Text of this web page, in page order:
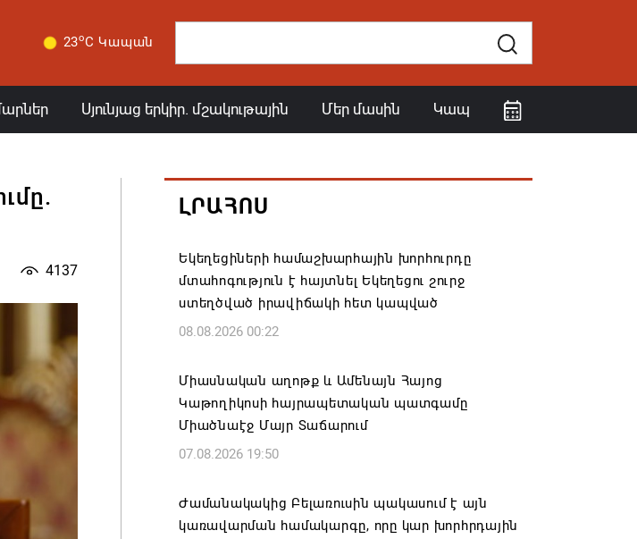
23oC Կապան
Սյունյաց երկիր. մշակութային Մեր մասին Կապ
4137
ԼՐԱՀՈՍ
Եկեղեցիների համաշխարհային խորհուրդը
մտահոգություն է հայտնել Եկեղեցու շուրջ
ստեղծված իրավիճակի հետ կապված
08.08.2026 00:22
Միասնական աղոթք և Ամենայն Հայոց
Կաթողիկոսի հայրապետական պատգամը
Միածնաէջ Մայր Տաճարում
07.08.2026 19:50
Ժամանակակից Բելառուսին պակասում է այն
կառավարման համակարգը, որը կար խորհրդային